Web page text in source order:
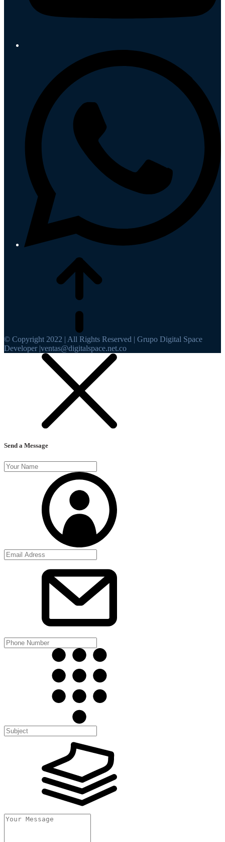
© Copyright 2022 | All Rights Reserved | Grupo Digital Space
Developer |ventas@digitalspace.net.co
Send a Message